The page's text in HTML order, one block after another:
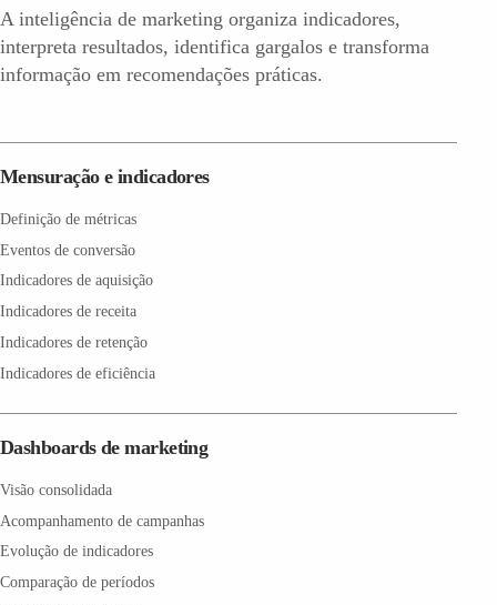
A inteligência de marketing organiza indicadores,
interpreta resultados, identifica gargalos e transforma
informação em recomendações práticas.
Mensuração e indicadores
Definição de métricas
Eventos de conversão
Indicadores de aquisição
Indicadores de receita
Indicadores de retenção
Indicadores de eficiência
Dashboards de marketing
Visão consolidada
Acompanhamento de campanhas
Evolução de indicadores
Comparação de períodos